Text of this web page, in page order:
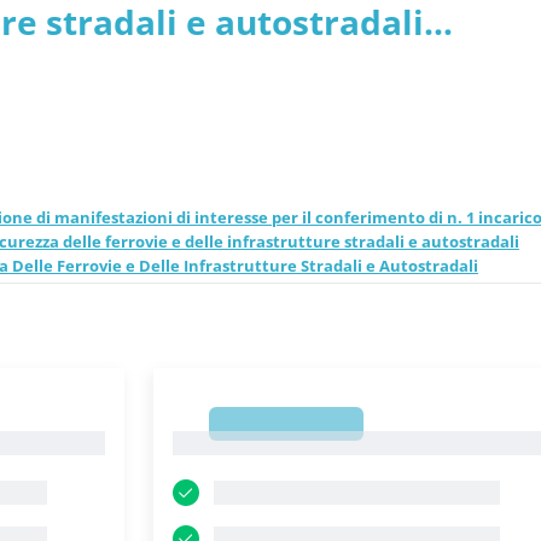
e Autostradali pdf
stradali e autostradali
di manifestazioni di interesse per il conferimento di n. 1
delle ferrovie e delle infrastrutture stradali e autostradali
Delle Ferrovie e Delle Infrastrutture Stradali e Autostradali